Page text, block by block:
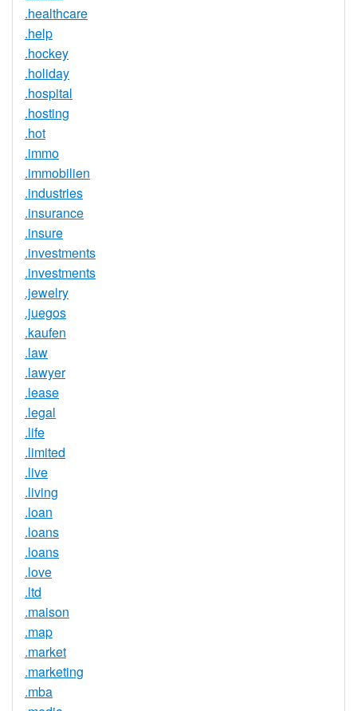
.healthcare
.help
.hockey
.holiday
.hospital
.hosting
.hot
.immo
.immobilien
.industries
.insurance
.insure
.investments
.investments
.jewelry
.juegos
.kaufen
.law
.lawyer
.lease
.legal
.life
.limited
.live
.living
.loan
.loans
.loans
.love
.ltd
.maison
.map
.market
.marketing
.mba